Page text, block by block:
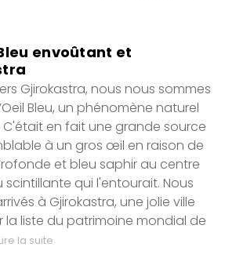
envoûtant et
Gjirokastra, nous nous sommes
Bleu, un phénomène naturel
en fait une grande source
à un gros œil en raison de
et bleu saphir au centre
scintillante qui l'entourait. Nous
à Gjirokastra, une jolie ville
la liste du patrimoine mondial de
la suite